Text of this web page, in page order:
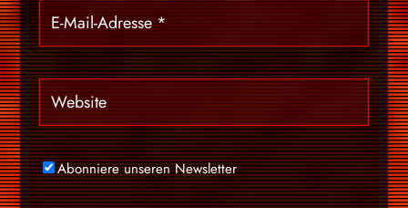
Abonniere unseren Newsletter